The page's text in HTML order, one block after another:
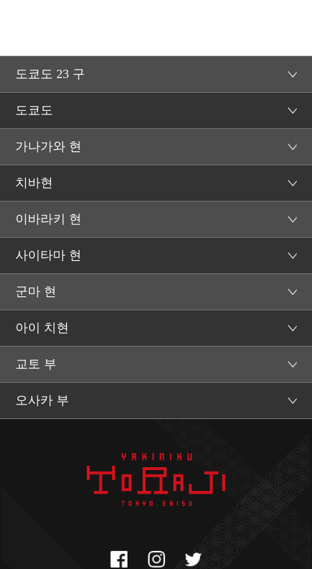
도쿄도 23 구
도쿄도
가나가와 현
치바현
이바라키 현
사이타마 현
군마 현
아이 치현
교토 부
오사카 부